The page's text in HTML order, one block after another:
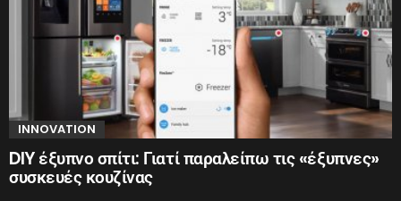
INNOVATION
DIY έξυπνο σπίτι: Γιατί παραλείπω τις «έξυπνες»
συσκευές κουζίνας